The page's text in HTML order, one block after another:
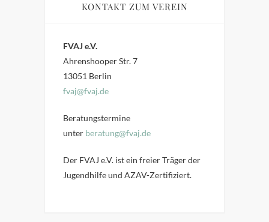
KONTAKT ZUM VEREIN
FVAJ e.V.
Ahrenshooper Str. 7
13051 Berlin
fvaj@fvaj.de
Beratungstermine
unter beratung@fvaj.de
Der FVAJ e.V. ist ein freier Träger der
Jugendhilfe und AZAV-Zertifiziert.